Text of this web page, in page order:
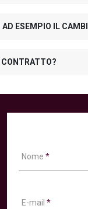
ESEMPIO IL
CONTRATTO?
Nome *
E-mail *